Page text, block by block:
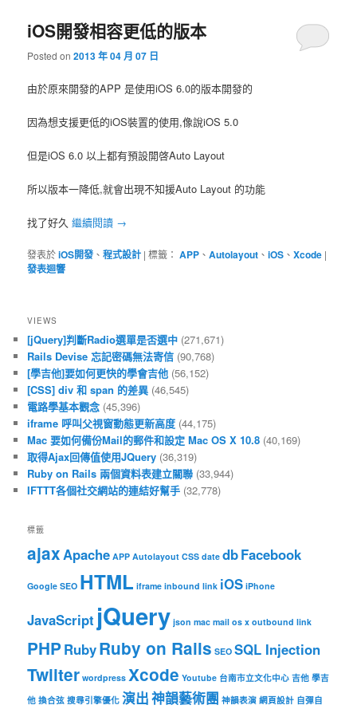
iOS開發相容更低的版本
Posted on2013 年 04 月 07 日
由於原來開發的APP 是使用iOS 6.0的版本開發的
因為想支援更低的iOS裝置的使用,像說iOS 5.0
但是iOS 6.0 以上都有預設開啓Auto Layout
所以版本一降低,就會出現不知援Auto Layout 的功能
找了好久繼續閱讀 →
發表於iOS開發 、程式設計 |標籤： APP 、Autolayout 、iOS 、Xcode |
發表迴響
VIEWS
[jQuery]判斷Radio選單是否選中 (271,671)
Rails Devise 忘記密碼無法寄信 (90,768)
[學吉他]要如何更快的學會吉他 (56,152)
[CSS] div 和 span 的差異 (46,545)
電路學基本觀念 (45,396)
iframe 呼叫父視窗動態更新高度 (44,175)
Mac 要如何備份Mail的郵件和設定 Mac OS X 10.8 (40,169)
取得Ajax回傳值使用JQuery (36,319)
Ruby on Rails 兩個資料表建立關聯 (33,944)
IFTTT各個社交網站的連結好幫手 (32,778)
標籤
ajaxApache APP Autolayout CSS date dbFacebook
Google SEO HTML iframe inbound link iOS iPhone
JavaScript jQuery json mac mail os x outbound link
PHPRubyRuby on Rails SEO SQL Injection
Twiiter wordpress Xcode Youtube 台南市立文化中心 吉他 學吉
他 換合弦 搜尋引擎優化 演出神韻藝術團 神韻表演 網頁設計 自彈自